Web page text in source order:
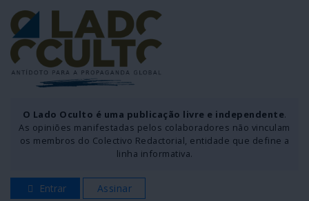
O Lado Oculto é uma publicação livre e independente.
As opiniões manifestadas pelos colaboradores não vinculam
os membros do Colectivo Redactorial, entidade que define a
linha informativa.
Entrar Assinar